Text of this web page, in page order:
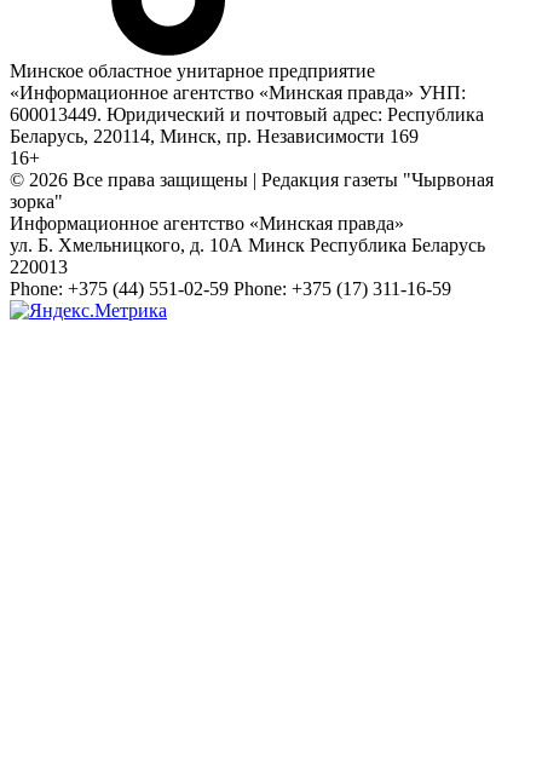
Минское областное унитарное предприятие
«Информационное агентство «Минская правда» УНП:
600013449. Юридический и почтовый адрес: Республика
Беларусь, 220114, Минск, пр. Независимости 169
16+
© 2026 Все права защищены | Редакция газеты "Чырвоная
зорка"
Информационное агентство «Минская правда»
ул. Б. Хмельницкого, д. 10А Минск Республика Беларусь
220013
Phone: +375 (44) 551-02-59 Phone: +375 (17) 311-16-59